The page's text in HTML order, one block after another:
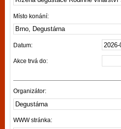
Místo konání:
Datum:
Akce trvá do:
Organizátor:
WWW stránka: